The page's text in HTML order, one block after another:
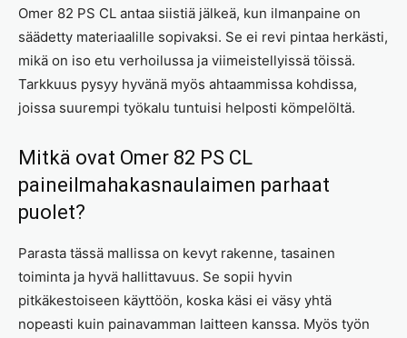
Omer 82 PS CL antaa siistiä jälkeä, kun ilmanpaine on
säädetty materiaalille sopivaksi. Se ei revi pintaa herkästi,
mikä on iso etu verhoilussa ja viimeistellyissä töissä.
Tarkkuus pysyy hyvänä myös ahtaammissa kohdissa,
joissa suurempi työkalu tuntuisi helposti kömpelöltä.
Mitkä ovat Omer 82 PS CL
paineilmahakasnaulaimen parhaat
puolet?
Parasta tässä mallissa on kevyt rakenne, tasainen
toiminta ja hyvä hallittavuus. Se sopii hyvin
pitkäkestoiseen käyttöön, koska käsi ei väsy yhtä
nopeasti kuin painavamman laitteen kanssa. Myös työn